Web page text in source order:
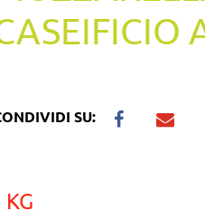
SU:
KG